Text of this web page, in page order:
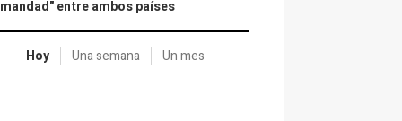
entre ambos países
Hoy Una semana Un mes